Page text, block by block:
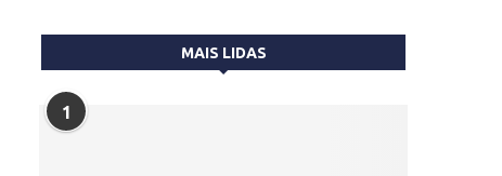
MAIS LIDAS
1